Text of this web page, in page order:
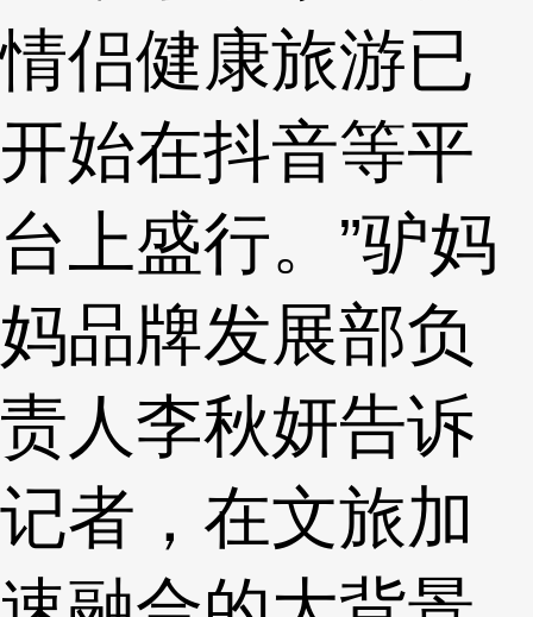
情侣健康旅游已
开始在抖音等平
台上盛行。”驴妈
妈品牌发展部负
责人李秋妍告诉
记者，在文旅加